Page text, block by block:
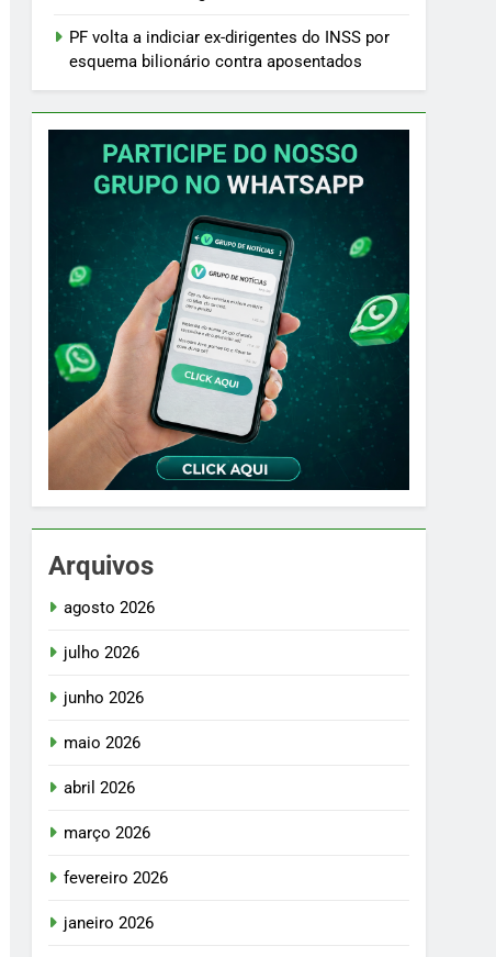
PF volta a indiciar ex-dirigentes do INSS por
esquema bilionário contra aposentados
Arquivos
agosto 2026
julho 2026
junho 2026
maio 2026
abril 2026
março 2026
fevereiro 2026
janeiro 2026